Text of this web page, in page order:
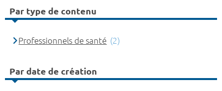
Par type de contenu
Professionnels de santé (2)
Par date de création